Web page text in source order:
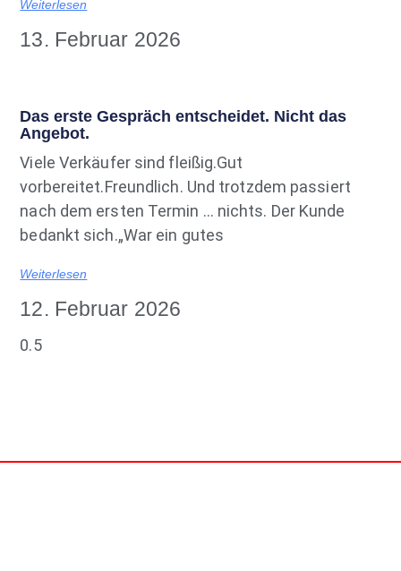
Weiterlesen
13. Februar 2026
Das erste Gespräch entscheidet. Nicht das
Angebot.
Viele Verkäufer sind fleißig.Gut
vorbereitet.Freundlich. Und trotzdem passiert
nach dem ersten Termin … nichts. Der Kunde
bedankt sich.„War ein gutes
Weiterlesen
12. Februar 2026